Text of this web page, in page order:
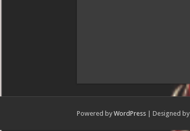
Powered by WordPress| Designed by